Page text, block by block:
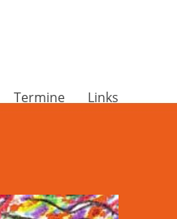
Termine Links